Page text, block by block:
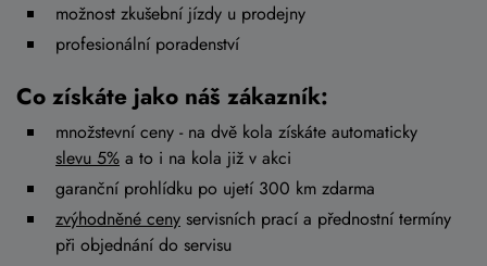
možnost zkušební jízdy u prodejny
profesionální poradenství
Co získáte jako náš zákazník:
množstevní ceny - na dvě kola získáte automaticky
slevu 5% a to i na kola již v akci
garanční prohlídku po ujetí 300 km zdarma
zvýhodněné ceny servisních prací a přednostní termíny
při objednání do servisu